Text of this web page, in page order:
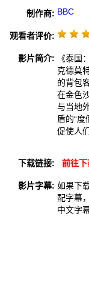
制作商: BBC
观看者评价:
影片简介:
《泰国
克德莫
的背包
在金色
与当地
盾的“
促使人
下载链接: 前往
影片字幕: 如果下
配字幕
中文字幕